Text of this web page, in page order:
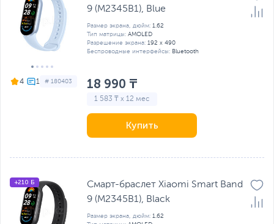
4 # 180403
9 (M2345B1), Blue
Размер экрана, дюйм: 1.62
Тип матрицы: AMOLED
Разрешение экрана: 192 x 490
Беспроводные интерфейсы: Bluetooth
18 990 ₸
1 583 ₸ x 12 мес
Купить
+210 Б
Смарт-браслет Xiaomi Smart Band
9 (M2345B1), Black
Размер экрана, дюйм: 1.62